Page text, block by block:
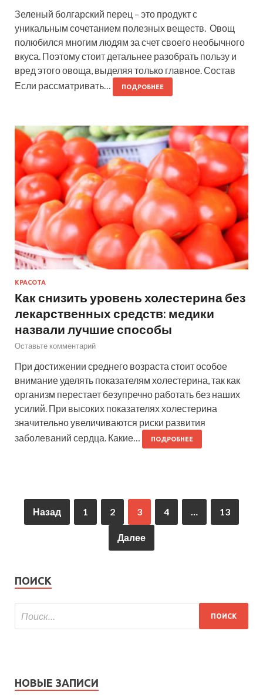
Зеленый болгарский перец – это продукт с
уникальным сочетанием полезных веществ. Овощ
полюбился многим людям за счет своего необычного
вкуса. Поэтому стоит детальнее разобрать пользу и
вред этого овоща, выделяя только главное. Состав
Если рассматривать…
ПОДРОБНЕЕ
КРАСОТА
Как снизить уровень холестерина без
лекарственных средств: медики
назвали лучшие способы
Оставьте комментарий
При достижении среднего возраста стоит особое
внимание уделять показателям холестерина, так как
организм перестает безупречно работать без наших
усилий. При высоких показателях холестерина
значительно увеличиваются риски развития
заболеваний сердца. Какие…
ПОДРОБНЕЕ
Назад 1 2 3 4 … 13
Далее
ПОИСК
НОВЫЕ ЗАПИСИ